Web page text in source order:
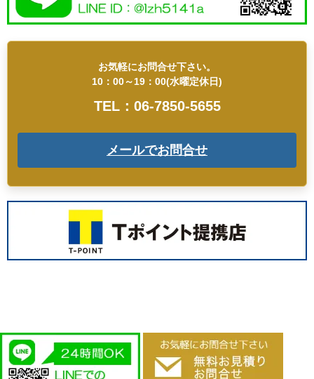
お気軽にお問合せ下さい。
10：00～19：00(水曜定休日)
TEL：06-7850-5655
メールでお問合せ